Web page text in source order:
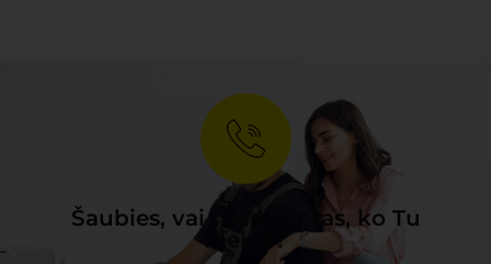
Šaubies, vai mums ir tas, ko Tu
meklē?